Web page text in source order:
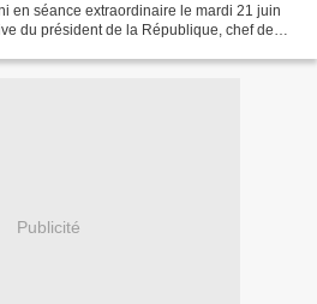
en séance extraordinaire le mardi 21 juin
du président de la République, chef de
Publicité